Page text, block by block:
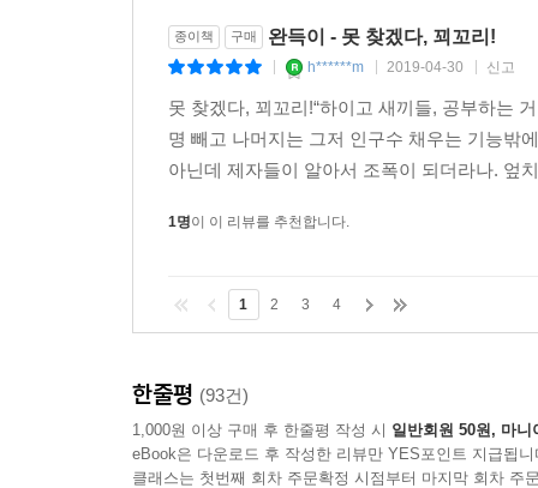
종이책 구매 완득이 - 못 찾겠다, 꾀꼬리!
h******m 2019-04-30 신고
못 찾겠다, 꾀꼬리!“하이고 새끼들, 공부하는
명 빼고 나머지는 그저 인구수 채우는 기능밖
아닌데 제자들이 알아서 조폭이 되더라나. 엎
1명이 이 리뷰를 추천합니다.
1 2 3 4
한줄평 (93건)
1,000원 이상 구매 후 한줄평 작성 시 일반회원 50원, 마니
eBook은 다운로드 후 작성한 리뷰만 YES포인트 지급됩니
클래스는 첫번째 회차 주문확정 시점부터 마지막 회차 주